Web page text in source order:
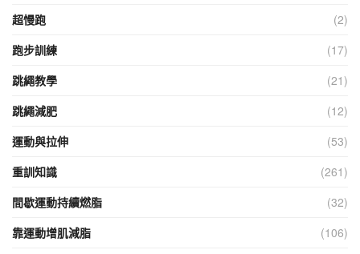
超慢跑
(2)
跑步訓練
(17)
跳繩教學
(21)
跳繩減肥
(12)
運動與拉伸
(53)
重訓知識
(261)
間歇運動持續燃脂
(32)
靠運動增肌減脂
(106)